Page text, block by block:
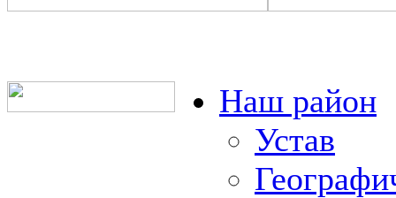
Наш район
Устав